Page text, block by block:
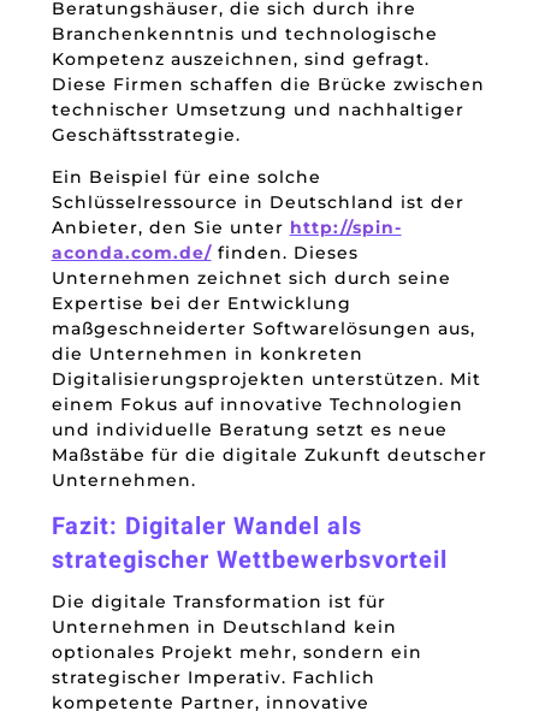
Beratungshäuser, die sich durch ihre
Branchenkenntnis und technologische
Kompetenz auszeichnen, sind gefragt.
Diese Firmen schaffen die Brücke zwischen
technischer Umsetzung und nachhaltiger
Geschäftsstrategie.
Ein Beispiel für eine solche
Schlüsselressource in Deutschland ist der
Anbieter, den Sie unter http://spin-
aconda.com.de/finden. Dieses
Unternehmen zeichnet sich durch seine
Expertise bei der Entwicklung
maßgeschneiderter Softwarelösungen aus,
die Unternehmen in konkreten
Digitalisierungsprojekten unterstützen. Mit
einem Fokus auf innovative Technologien
und individuelle Beratung setzt es neue
Maßstäbe für die digitale Zukunft deutscher
Unternehmen.
Fazit: Digitaler Wandel als
strategischer Wettbewerbsvorteil
Die digitale Transformation ist für
Unternehmen in Deutschland kein
optionales Projekt mehr, sondern ein
strategischer Imperativ. Fachlich
kompetente Partner, innovative